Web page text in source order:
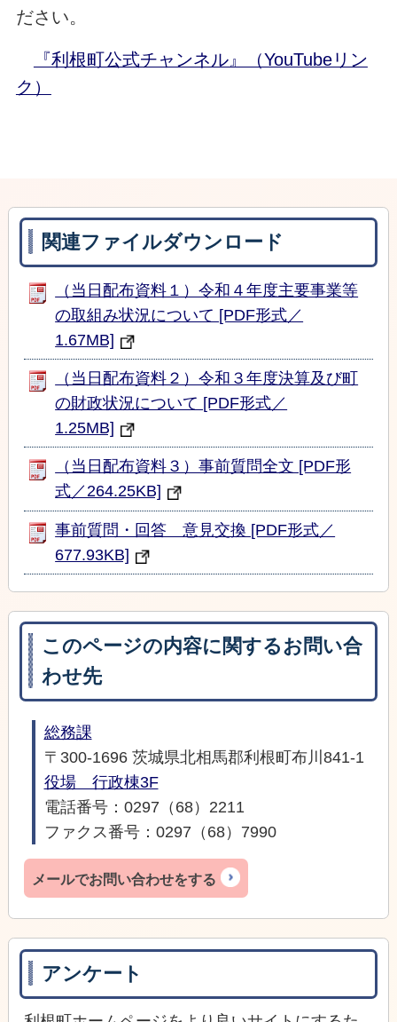
ださい。
『利根町公式チャンネル』（YouTubeリン
ク）
関連ファイルダウンロード
（当日配布資料１）令和４年度主要事業等
の取組み状況について [PDF形式／
1.67MB]
（当日配布資料２）令和３年度決算及び町
の財政状況について [PDF形式／
1.25MB]
（当日配布資料３）事前質問全文 [PDF形
式／264.25KB]
事前質問・回答 意見交換 [PDF形式／
677.93KB]
このページの内容に関するお問い合
わせ先
総務課
〒300-1696 茨城県北相馬郡利根町布川841-1
役場 行政棟3F
電話番号：0297（68）2211
ファクス番号：0297（68）7990
メールでお問い合わせをする
アンケート